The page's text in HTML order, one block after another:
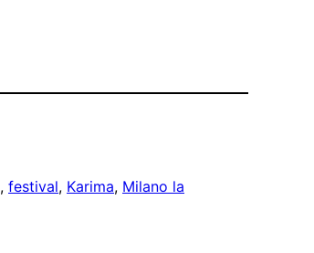
, festival, Karima, Milano la